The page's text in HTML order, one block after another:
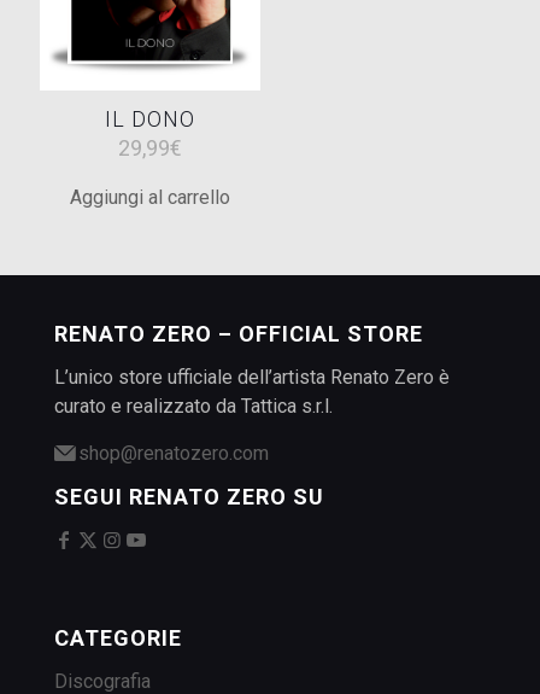
IL DONO
29,99€
Aggiungi al carrello
RENATO ZERO – OFFICIAL STORE
L’unico store ufficiale dell’artista Renato Zero è
curato e realizzato da Tattica s.r.l.
shop@renatozero.com
SEGUI RENATO ZERO SU
CATEGORIE
Discografia